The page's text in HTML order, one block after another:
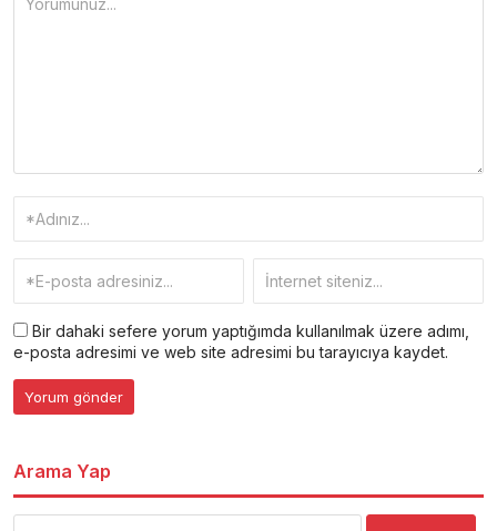
Bir dahaki sefere yorum yaptığımda kullanılmak üzere adımı,
e-posta adresimi ve web site adresimi bu tarayıcıya kaydet.
Arama Yap